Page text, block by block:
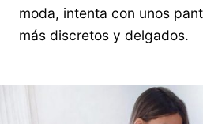
moda, intenta con unos
más discretos y delgados.